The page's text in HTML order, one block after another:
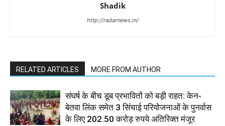
Shadik
http://radarnews.in/
RELATED ARTICLES MORE FROM AUTHOR
संघर्ष के बीच डूब प्रभावितों को बड़ी राहत: केन-
बेतवा लिंक समेत 3 सिंचाई परियोजनाओं के पुनर्वास
के लिए 202.50 करोड़ रुपये अतिरिक्त मंजूर